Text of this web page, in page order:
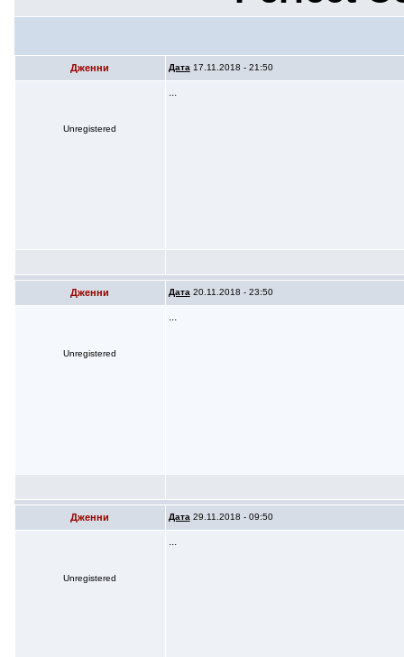
Дженни Дата 17.11.2018 - 21:50
Unregistered
...
Дженни Дата 20.11.2018 - 23:50
Unregistered
...
Дженни Дата 29.11.2018 - 09:50
Unregistered
...